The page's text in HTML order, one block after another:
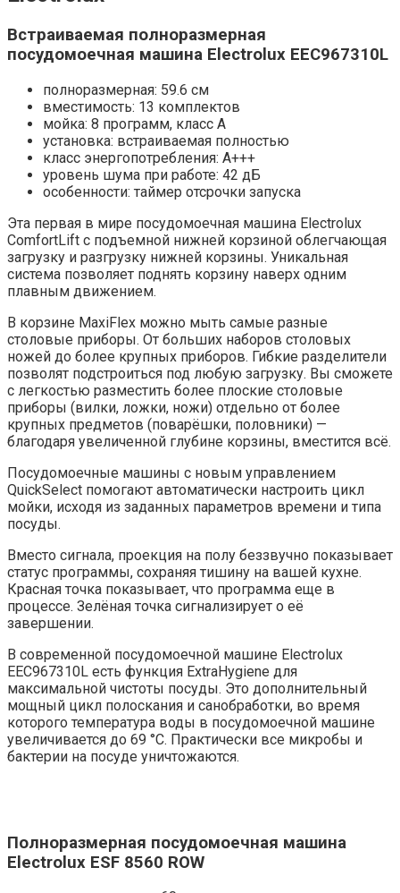
Встраиваемая полноразмерная
посудомоечная машина Electrolux EEC967310L
полноразмерная: 59.6 см
вместимость: 13 комплектов
мойка: 8 программ, класс A
установка: встраиваемая полностью
класс энергопотребления: A+++
уровень шума при работе: 42 дБ
особенности: таймер отсрочки запуска
Эта первая в мире посудомоечная машина Electrolux
ComfortLift с подъемной нижней корзиной облегчающая
загрузку и разгрузку нижней корзины. Уникальная
система позволяет поднять корзину наверх одним
плавным движением.
В корзине MaxiFlex можно мыть самые разные
столовые приборы. От больших наборов столовых
ножей до более крупных приборов. Гибкие разделители
позволят подстроиться под любую загрузку. Вы сможете
с легкостью разместить более плоские столовые
приборы (вилки, ложки, ножи) отдельно от более
крупных предметов (поварёшки, половники) —
благодаря увеличенной глубине корзины, вместится всё.
Посудомоечные машины с новым управлением
QuickSelect помогают автоматически настроить цикл
мойки, исходя из заданных параметров времени и типа
посуды.
Вместо сигнала, проекция на полу беззвучно показывает
статус программы, сохраняя тишину на вашей кухне.
Красная точка показывает, что программа еще в
процессе. Зелёная точка сигнализирует о её
завершении.
В современной посудомоечной машине Electrolux
EEC967310L есть функция ExtraHygiene для
максимальной чистоты посуды. Это дополнительный
мощный цикл полоскания и санобработки, во время
которого температура воды в посудомоечной машине
увеличивается до 69 °C. Практически все микробы и
бактерии на посуде уничтожаются.
Полноразмерная посудомоечная машина
Electrolux ESF 8560 ROW